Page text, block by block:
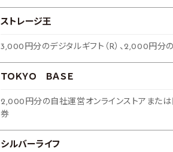
ストレージ王
3,000円分のデジタルギフト（R）、2,000円分
ＴＯＫＹＯ ＢＡＳＥ
2,000円分の自社運営オンラインストアまた
券
シルバーライフ